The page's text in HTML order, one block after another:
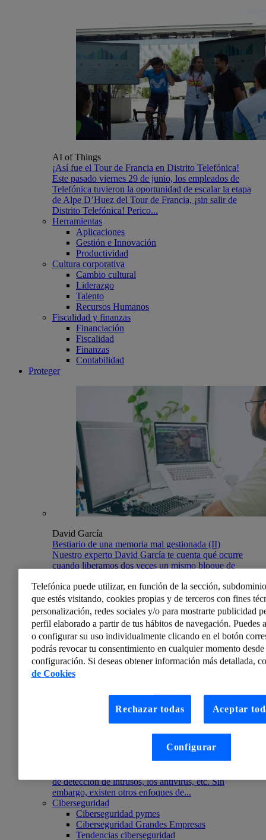
AI of Things
¡Así fue el Tour de Francia en Distrito Telefónica!
Este pasado viernes 29 de junio, los empleados de
Telefónica tuvieron la oportunidad de escalar la etapa
de Alpe D’Huez del Tour de Francia, ¡sin salir de
Distrito Telefónica! Perico...
Herramientas
Aplicaciones
Gestión e Innovación
Productividad
Cultura corporativa
Cambio cultural
Liderazgo
Talento
Recursos Humanos
Fiscalidad y finanzas
Financiación
Fiscalidad
Finanzas
Contabilidad
Proteger
David García
Bestiario de una memoria mal gestionada (II)
Nuestro experto David García te cuenta qué ocurre
cuando liberamos dos veces un mismo bloque de
ElevenPaths Radio 3×01 – Entrevista a David Barroso
Cuando pensamos en herramientas de ciberseguridad,
de detección de intrusos, los antivirus, etc. Sin
embargo, existen otros enfoques de...
Ciberseguridad
Ciberseguridad pymes
Ciberseguridad Grandes Empresas
Tendencias ciberseguridad
Telefónica puede utilizar, en función de la sección,
que estés visitando, cookies propias y de terceros con fines
personalización, redes sociales y/o para mostrarte publicidad
perfil elaborado a partir de tus hábitos de navegación. Puedes
o configurar su uso individualmente clicando en el botón
podrás revocar tu consentimiento en cualquier momento
configuración. Si deseas obtener información más detallada,
de Cookies
Rechazar todas Aceptar
Configurar